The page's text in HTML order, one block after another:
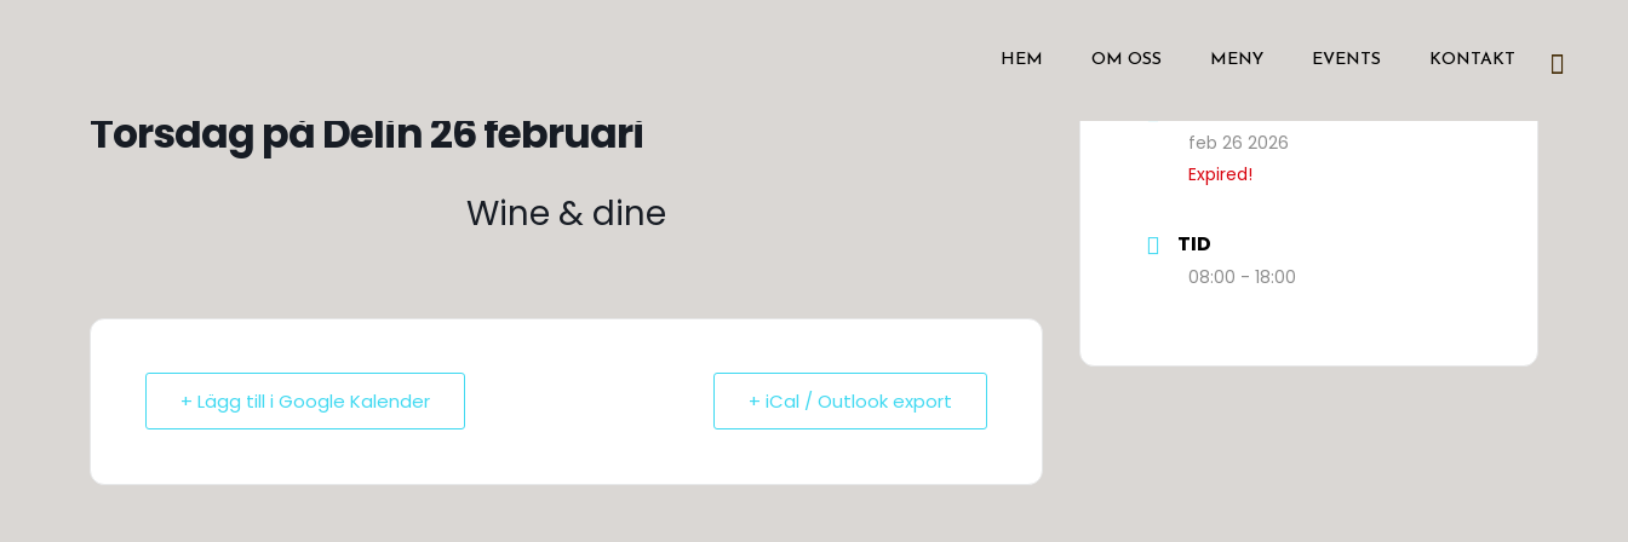
HEM OM OSS MENY EVENTS KONTAKT
Torsdag på Delin 26 februari
Wine & dine
+ Lägg till i Google Kalender + iCal / Outlook export
feb 26 2026
Expired!
TID
08:00 - 18:00